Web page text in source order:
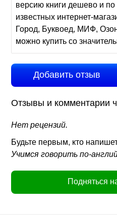
версию книги дешево и
известных интернет-
Город, Буквоед, МИФ,
можно купить со
Добавить отзыв
Отзывы и комментарии
Нет рецензий.
Будьте первым, кто
Учимся говорить по-
Подняться